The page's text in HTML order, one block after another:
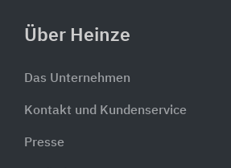
Über Heinze
Das Unternehmen
Kontakt und Kundenservice
Presse